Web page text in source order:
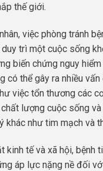
thế giới.
việc phòng tránh
trì một cuộc sống
biến chứng nguy hiểm
có thể gây ra nhiều
việc tổn thương các
lượng cuộc sống
khác như tim mạch và
kinh tế và xã hội, bệnh
áp lực nặng nề đối